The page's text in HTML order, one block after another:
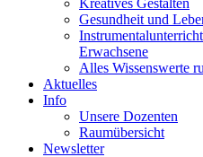
Kreatives Gestalten
Gesundheit und
Erwachsene
Alles Wissenswerte
Aktuelles
Info
Unsere Dozenten
Raumübersicht
Newsletter